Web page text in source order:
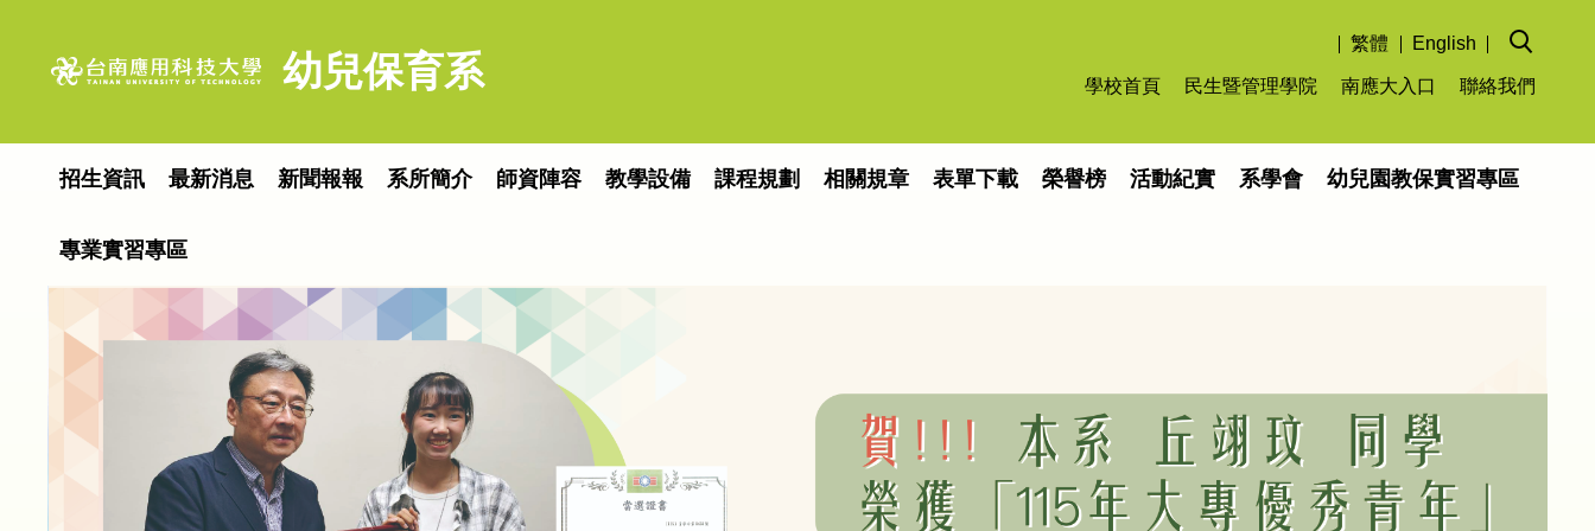
幼兒保育系
繁體 English
招生資訊 最新消息 新聞報報 系所簡介 師資陣容 教學設備 課程規劃 相關規章 表單下載 榮譽榜 活動紀實 系學會 幼兒園教保實習專區
專業實習專區
學校首頁 民生暨管理學院 南應大入口 聯絡我們